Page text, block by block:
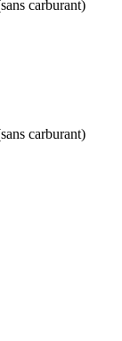
carburant)
carburant)